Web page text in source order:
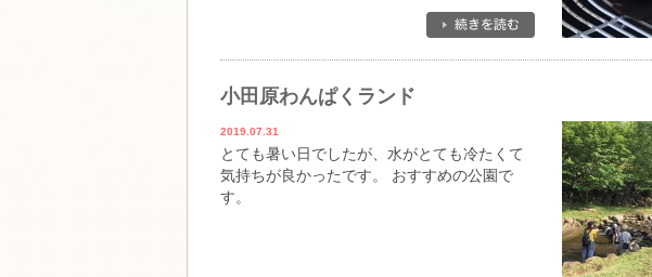
小田原わんぱくランド
2019.07.31
とても暑い日でしたが、水がとても冷たくて
気持ちが良かったです。 おすすめの公園で
す。